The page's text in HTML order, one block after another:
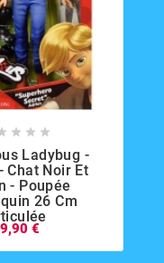
  
Ladybug -
Chat Noir Et
- Poupée
26 Cm
€